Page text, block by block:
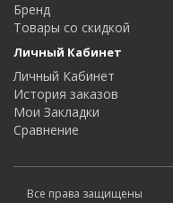
Бренд
Товары со скидкой
Личный Кабинет
Личный Кабинет
История заказов
Мои Закладки
Сравнение
Все права защищены